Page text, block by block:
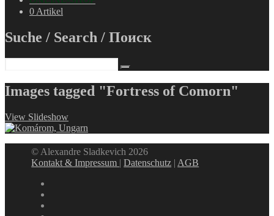
0 Artikel
Suche / Search / Поиск
Images tagged "Fortress of Comorn"
View Slideshow
© Alexandre Sladkevich 2026
Kontakt & Impressum |Datenschutz | AGB